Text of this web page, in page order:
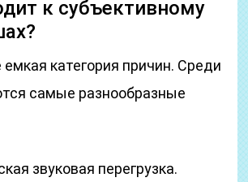
к субъективному
категория причин. Среди
самые разнообразные
звуковая перегрузка.